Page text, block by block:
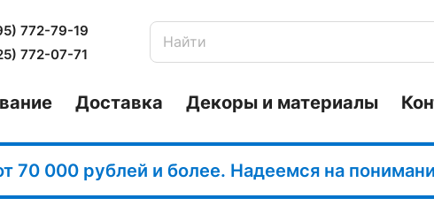
772-79-19
772-07-71
Доставка Декоры и материалы
70 000 рублей и более. Надеемся на